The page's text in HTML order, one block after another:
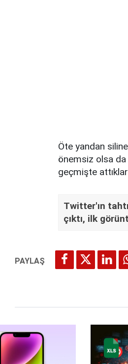
Öte yandan
önemsiz olsa da
geçmişte
Twitter'ın
çıktı, ilk